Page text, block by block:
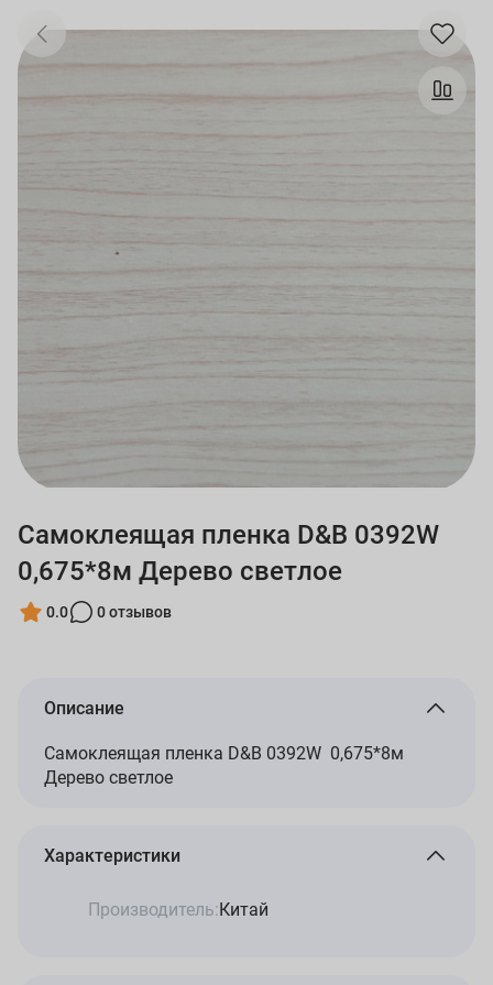
Самоклеящая пленка D&B 0392W
0,675*8м Дерево светлое
0.0 0 отзывов
Описание
Самоклеящая пленка D&B 0392W 0,675*8м
Дерево светлое
Характеристики
Производитель:Китай